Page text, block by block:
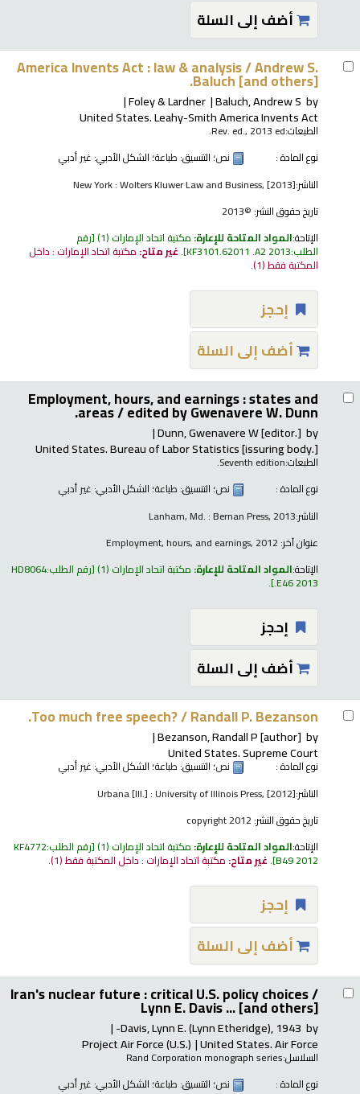
أضف إلى السلة
America Invents Act : law & analysis /Andrew S.
Baluch [and others].
by
Baluch, Andrew S
Foley & Lardner
United States. Leahy-Smith America Invents Act
الطبعات:Rev. ed., 2013 ed.
نوع المادة :
نص؛ التنسيق: طباعة؛ الشكل الأدبي: غير أدبي
الناشر:New York : Wolters Kluwer Law and Business, [2013]
تاريخ حقوق النشر: ©2013
الإتاحة:المواد المتاحة للإعارة: مكتبة اتحاد الإمارات (1) رقم
الطلب:KF3101.62011 .A2 2013
.غير متاح: مكتبة اتحاد الإمارات : داخل
المكتبة فقط(1).
إحجز
أضف إلى السلة
Employment, hours, and earnings : states and
areas /edited by Gwenavere W. Dunn.
by
Dunn, Gwenavere W[editor.]
United States. Bureau of Labor Statistics[issuring body.]
الطبعات:Seventh edition.
نوع المادة :
نص؛ التنسيق: طباعة؛ الشكل الأدبي: غير أدبي
الناشر:Lanham, Md. : Bernan Press, 2013
عنوان آخر: Employment, hours, and earnings, 2012
الإتاحة:المواد المتاحة للإعارة: مكتبة اتحاد الإمارات (1) رقم الطلب:HD8064
.E46 2013
.
إحجز
أضف إلى السلة
Too much free speech? /Randall P. Bezanson.
by
Bezanson, Randall P[author]
United States. Supreme Court
نوع المادة : نص؛ التنسيق: طباعة؛ الشكل الأدبي: غير أدبي
الناشر:Urbana [Ill.] : University of Illinois Press, [2012]
تاريخ حقوق النشر:
الإتاحة:المواد المتاحة للإعارة: مكتبة اتحاد الإمارات (1) رقم الطلب:KF4772
B49 2012
.غير متاح: مكتبة اتحاد الإمارات : داخل المكتبة فقط(1).
إحجز
أضف إلى السلة
Iran's nuclear future : critical U.S. policy choices /
Lynn E. Davis ... [and others]
by
Davis, Lynn E. (Lynn Etheridge), 1943-
United States. Air Force
Project Air Force (U.S.)
السلاسل:Rand Corporation monograph series
نوع المادة :
نص؛ التنسيق: طباعة؛ الشكل الأدبي: غير أدبي